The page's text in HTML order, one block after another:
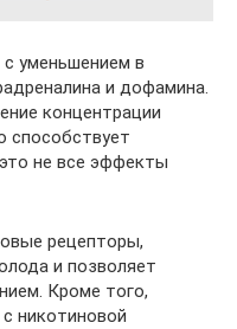
уменьшением в
и дофамина.
концентрации
способствует
не все эффекты
рецепторы,
и позволяет
Кроме того,
никотиновой